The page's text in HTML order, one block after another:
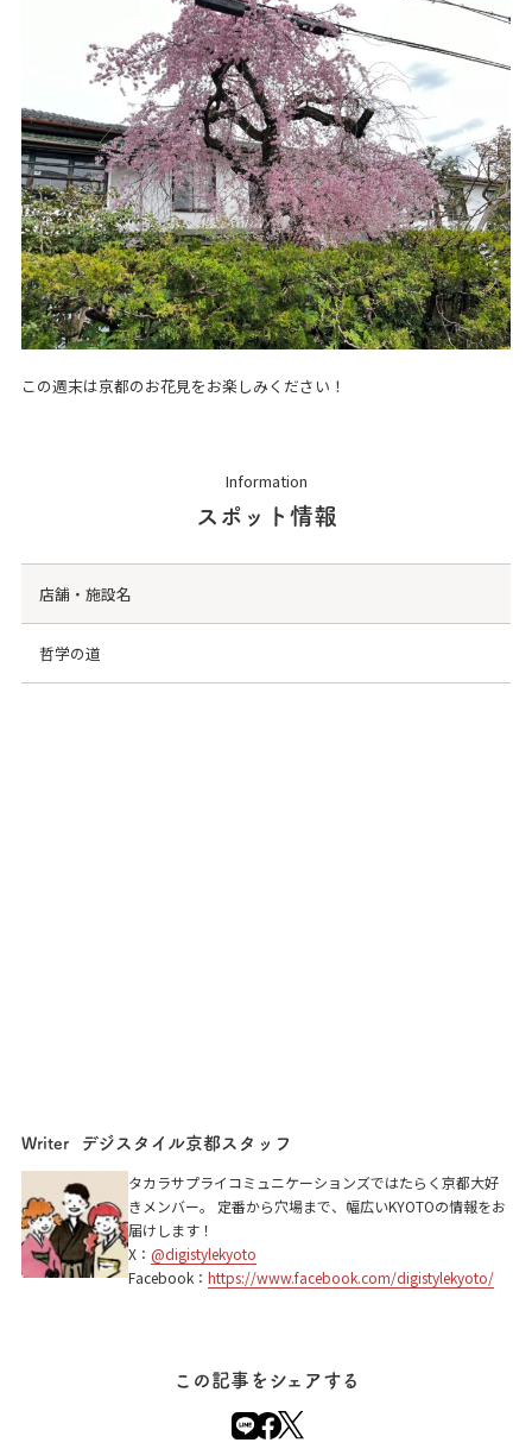
この週末は京都のお花見をお楽しみください！
Information
スポット情報
店舗・施設名
哲学の道
Writer デジスタイル京都スタッフ
タカラサプライコミュニケーションズではたらく京都大好
きメンバー。 定番から穴場まで、幅広いKYOTOの情報をお
届けします！
X： @digistylekyoto
Facebook： https://www.facebook.com/digistylekyoto/
この記事をシェアする